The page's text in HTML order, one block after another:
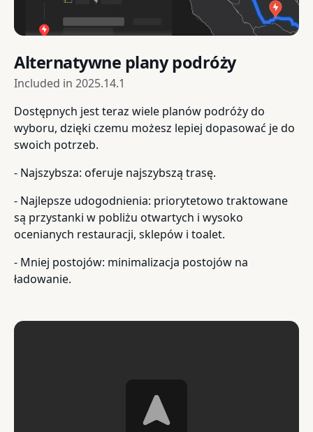
Alternatywne plany podróży
Included in 2025.14.1
Dostępnych jest teraz wiele planów podróży do
wyboru, dzięki czemu możesz lepiej dopasować je do
swoich potrzeb.
- Najszybsza: oferuje najszybszą trasę.
- Najlepsze udogodnienia: priorytetowo traktowane
są przystanki w pobliżu otwartych i wysoko
ocenianych restauracji, sklepów i toalet.
- Mniej postojów: minimalizacja postojów na
ładowanie.